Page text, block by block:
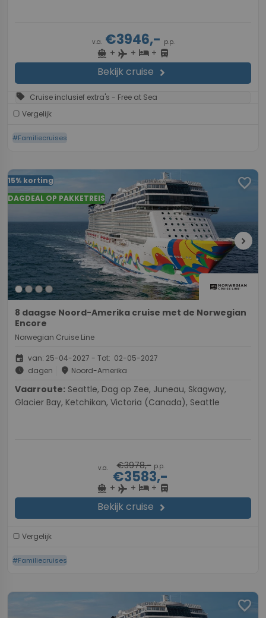
v.a.€3946,- p.p.
directions_boat + flight + hotel+ directions_bus
Bekijk cruise chevron_right
sell Cruise inclusief extra's - Free at Sea
Vergelijk
#Familiecruises
15% korting
DAGDEAL OP PAKKETREIS
favorite
chevron_right
8 daagse Noord-Amerika cruise met de Norwegian
Encore
Norwegian Cruise Line
event van: 25-04-2027 - Tot: 02-05-2027
schedule dagen place Noord-Amerika
Vaarroute:
Glacier Bay, Ketchikan, Victoria (Canada), Seattle
v.a. €3978,- p.p.
€3583,-
directions_boat + flight + hotel+ directions_bus
Bekijk cruise chevron_right
Vergelijk
#Familiecruises
favorite